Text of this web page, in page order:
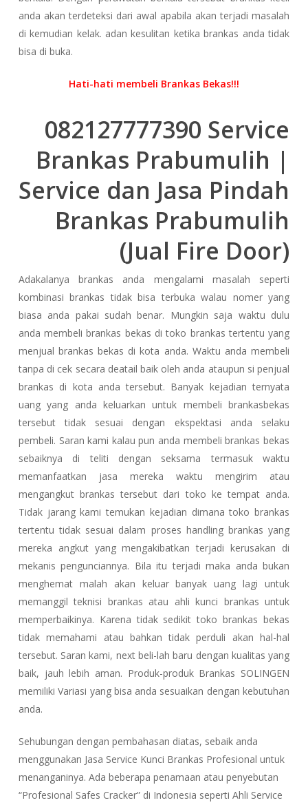
anda akan terdeteksi dari awal apabila akan terjadi masalah
di kemudian kelak. adan kesulitan ketika brankas anda tidak
bisa di buka.
Hati-hati membeli Brankas Bekas!!!
082127777390 Service
Brankas Prabumulih |
Service dan Jasa Pindah
Brankas Prabumulih
(Jual Fire Door)
Adakalanya brankas anda mengalami masalah seperti
kombinasi brankas tidak bisa terbuka walau nomer yang
biasa anda pakai sudah benar. Mungkin saja waktu dulu
anda membeli brankas bekas di toko brankas tertentu yang
menjual brankas bekas di kota anda. Waktu anda membeli
tanpa di cek secara deatail baik oleh anda ataupun si penjual
brankas di kota anda tersebut. Banyak kejadian ternyata
uang yang anda keluarkan untuk membeli brankasbekas
tersebut tidak sesuai dengan ekspektasi anda selaku
pembeli. Saran kami kalau pun anda membeli brankas bekas
sebaiknya di teliti dengan seksama termasuk waktu
memanfaatkan jasa mereka waktu mengirim atau
mengangkut brankas tersebut dari toko ke tempat anda.
Tidak jarang kami temukan kejadian dimana toko brankas
tertentu tidak sesuai dalam proses handling brankas yang
mereka angkut yang mengakibatkan terjadi kerusakan di
mekanis pengunciannya. Bila itu terjadi maka anda bukan
menghemat malah akan keluar banyak uang lagi untuk
memanggil teknisi brankas atau ahli kunci brankas untuk
memperbaikinya. Karena tidak sedikit toko brankas bekas
tidak memahami atau bahkan tidak perduli akan hal-hal
tersebut. Saran kami, next beli-lah baru dengan kualitas yang
baik, jauh lebih aman. Produk-produk Brankas SOLINGEN
memiliki Variasi yang bisa anda sesuaikan dengan kebutuhan
anda.
Sehubungan dengan pembahasan diatas, sebaik anda
menggunakan Jasa Service Kunci Brankas Profesional untuk
menanganinya. Ada beberapa penamaan atau penyebutan
“Profesional Safes Cracker” di Indonesia seperti Ahli Service